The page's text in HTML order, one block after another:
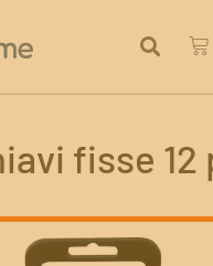
fisse 12